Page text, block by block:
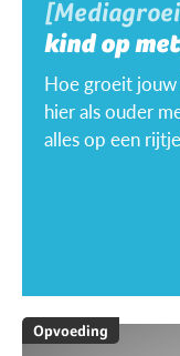
kind op
Hoe groeit jouw
hier als ouder
alles op een
Opvoeding